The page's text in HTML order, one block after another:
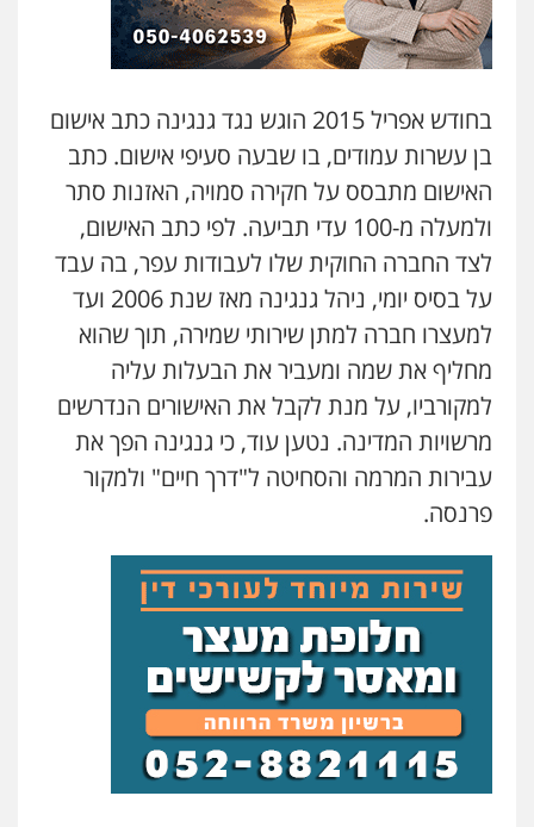
בחודש אפריל 2015 הוגש נגד גנגינה כתב אישום
בן עשרות עמודים, בו שבעה סעיפי אישום. כתב
האישום מתבסס על חקירה סמויה, האזנות סתר
ולמעלה מ-100 עדי תביעה. לפי כתב האישום,
לצד החברה החוקית שלו לעבודות עפר, בה עבד
על בסיס יומי, ניהל גנגינה מאז שנת 2006 ועד
למעצרו חברה למתן שירותי שמירה, תוך שהוא
מחליף את שמה ומעביר את הבעלות עליה
למקורביו, על מנת לקבל את האישורים הנדרשים
מרשויות המדינה. נטען עוד, כי גנגינה הפך את
עבירות המרמה והסחיטה ל"דרך חיים" ולמקור
פרנסה.